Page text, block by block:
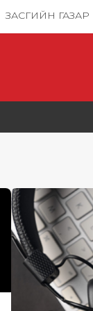
ЗАСГИЙН ГАЗАР